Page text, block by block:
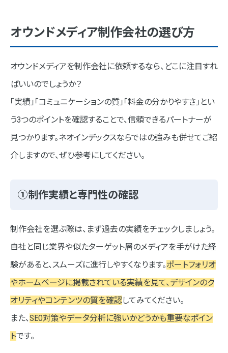
オウンドメディア制作会社の選び方
オウンドメディアを制作会社に依頼するなら、どこに注目すれ
ばいいのでしょうか？
「実績」「コミュニケーションの質」「料金の分かりやすさ」とい
う3つのポイントを確認することで、信頼できるパートナーが
見つかります。ネオインデックスならではの強みも併せてご紹
介しますので、ぜひ参考にしてください。
①制作実績と専門性の確認
制作会社を選ぶ際は、まず過去の実績をチェックしましょう。
自社と同じ業界や似たターゲット層のメディアを手がけた経
験があると、スムーズに進行しやすくなります。ポートフォリオ
やホームページに掲載されている実績を見て、デザインのク
オリティやコンテンツの質を確認してみてください。
また、SEO対策やデータ分析に強いかどうかも重要なポイン
トです。